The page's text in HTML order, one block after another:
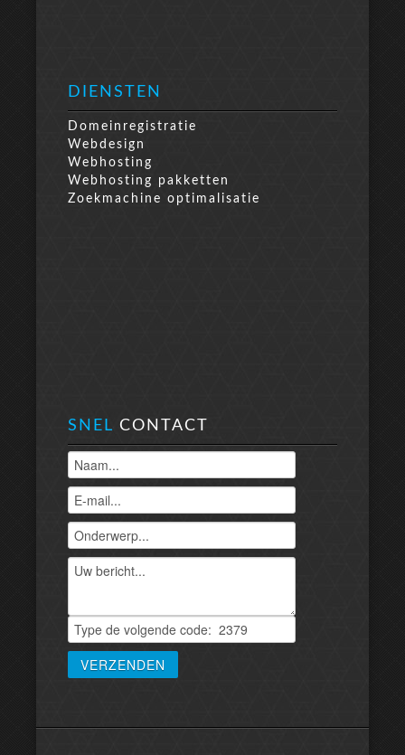
DIENSTEN
Domeinregistratie
Webdesign
Webhosting
Webhosting pakketten
Zoekmachine optimalisatie
SNEL CONTACT